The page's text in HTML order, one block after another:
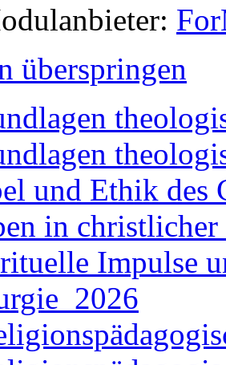
überspringen
und Ethik des
in christlicher
Impulse